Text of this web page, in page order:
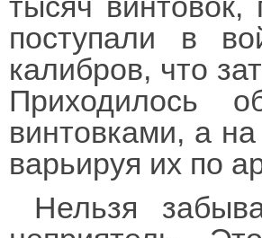
поступали в
калибров, что
Приходилось
винтовками, а
варьируя их по
Нельзя